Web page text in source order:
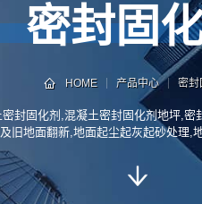
密封固
HOME 产品中心 密封
封固化剂,混凝土密封固化剂地坪,
旧地面翻新,地面起尘起灰起砂处理,